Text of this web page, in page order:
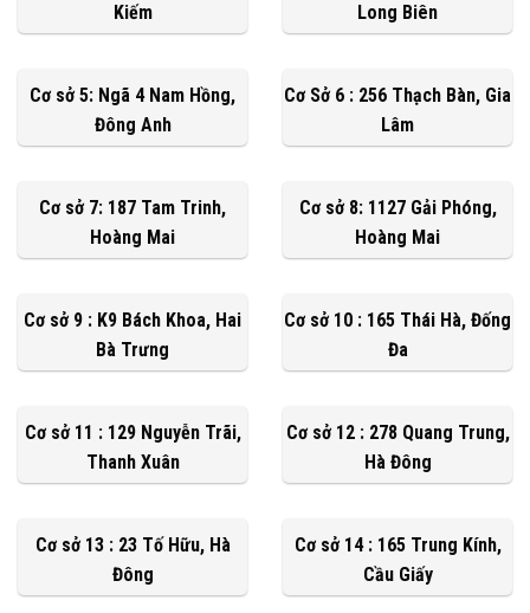
Kiếm Long Biên
Cơ sở 5: Ngã 4 Nam Hồng,
Đông Anh
Cơ Sở 6 : 256 Thạch Bàn, Gia
Lâm
Cơ sở 7: 187 Tam Trinh,
Hoàng Mai
Cơ sở 8: 1127 Gải Phóng,
Hoàng Mai
Cơ sở 9 : K9 Bách Khoa, Hai
Bà Trưng
Cơ sở 10 : 165 Thái Hà, Đống
Đa
Cơ sở 11 : 129 Nguyễn Trãi,
Thanh Xuân
Cơ sở 12 : 278 Quang Trung,
Hà Đông
Cơ sở 13 : 23 Tố Hữu, Hà
Đông
Cơ sở 14 : 165 Trung Kính,
Cầu Giấy